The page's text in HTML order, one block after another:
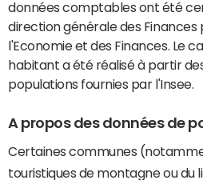
données comptables ont été
direction générale des Finances
l'Economie et des Finances. Le
habitant a été réalisé à partir
populations fournies par l'Insee.
A propos des données de
Certaines communes
touristiques de montagne ou du